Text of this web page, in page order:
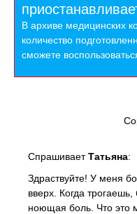
В архиве медицинских
количество
сможете
СпрашиваетТатьяна:
Здраствуйте! У меня
вверх. Когда
ноющая боль. Что это